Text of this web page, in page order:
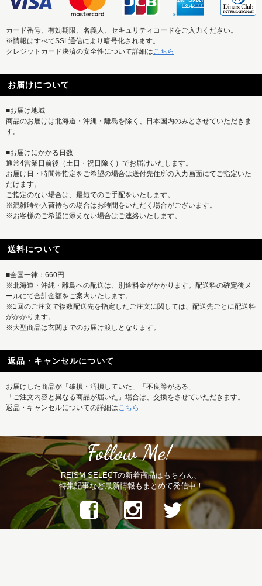
カード番号、有効期限、名義人、セキュリティコードをご入力ください。
※情報はすべてSSL通信により暗号化されます。
クレジットカード決済の安全性について詳細はこちら
お届けについて
■お届け地域
商品のお届けは北海道・沖縄・離島を除く、日本国内のみとさせていただきま
す。
■お届けにかかる日数
通常4営業日前後（土日・祝日除く）でお届けいたします。
お届け日・時間帯指定をご希望の場合は送付先住所の入力画面にてご指定いた
だけます。
ご指定のない場合は、最短でのご手配をいたします。
※混雑時や入荷待ちの場合はお時間をいただく場合がございます。
※お客様のご希望に添えない場合はご連絡いたします。
送料について
■全国一律：660円
※北海道・沖縄・離島への配送は、別途料金がかかります。配送料の確定後メ
ールにて合計金額をご案内いたします。
※1回のご注文で複数配送先を指定したご注文に関しては、配送先ごとに配送料
がかかります。
※大型商品は玄関までのお届け渡しとなります。
返品・キャンセルについて
お届けした商品が「破損・汚損していた」「不良等がある」
「ご注文内容と異なる商品が届いた」場合は、交換をさせていただきます。
返品・キャンセルについての詳細はこちら
REISM SELECTの新着商品はもちろん、
特集記事など最新情報もまとめて発信中！